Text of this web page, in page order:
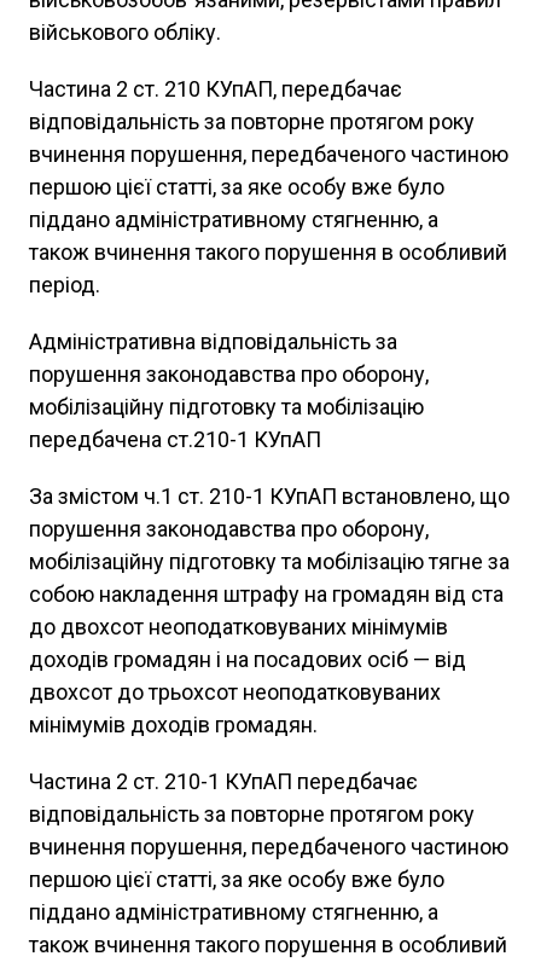
військового обліку.
Частина 2 ст. 210 КУпАП, передбачає
відповідальність за повторне протягом року
вчинення порушення, передбаченого частиною
першою цієї статті, за яке особу вже було
піддано адміністративному стягненню, а
також вчинення такого порушення в особливий
період.
Адміністративна відповідальність за
порушення законодавства про оборону,
мобілізаційну підготовку та мобілізацію
передбачена ст.210-1 КУпАП
За змістом ч.1 ст. 210-1 КУпАП встановлено, що
порушення законодавства про оборону,
мобілізаційну підготовку та мобілізацію тягне за
собою накладення штрафу на громадян від ста
до двохсот неоподатковуваних мінімумів
доходів громадян і на посадових осіб — від
двохсот до трьохсот неоподатковуваних
мінімумів доходів громадян.
Частина 2 ст. 210-1 КУпАП передбачає
відповідальність за повторне протягом року
вчинення порушення, передбаченого частиною
першою цієї статті, за яке особу вже було
піддано адміністративному стягненню, а
також вчинення такого порушення в особливий